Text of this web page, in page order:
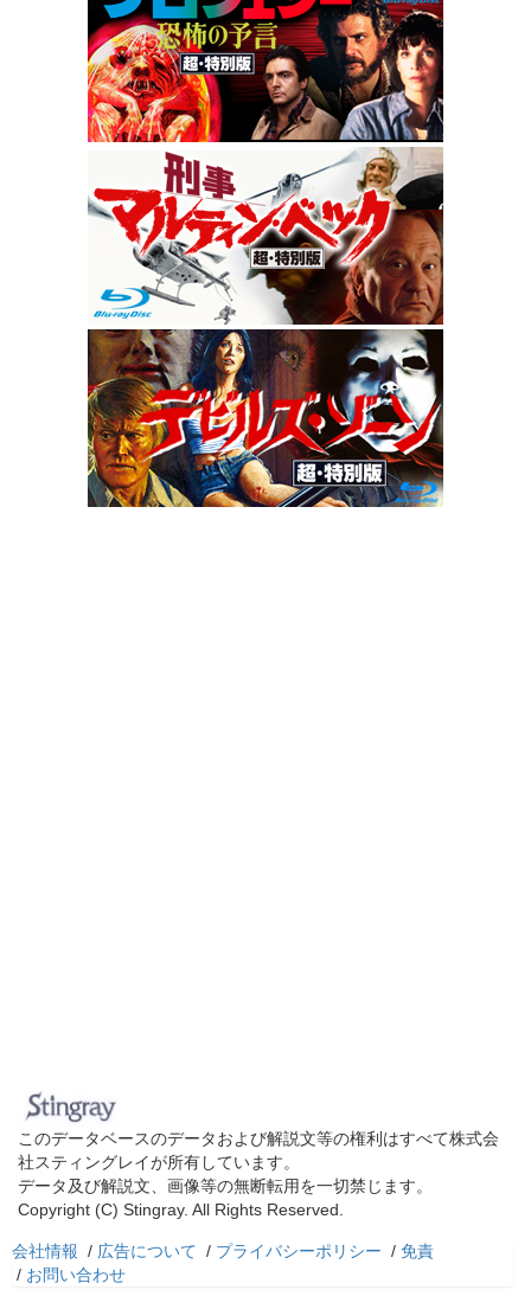
このデータベースのデータおよび解説文等の権利はすべて株式会
社スティングレイが所有しています。
データ及び解説文、画像等の無断転用を一切禁じます。
Copyright (C) Stingray. All Rights Reserved.
会社情報 / 広告について / プライバシーポリシー / 免責
/ お問い合わせ